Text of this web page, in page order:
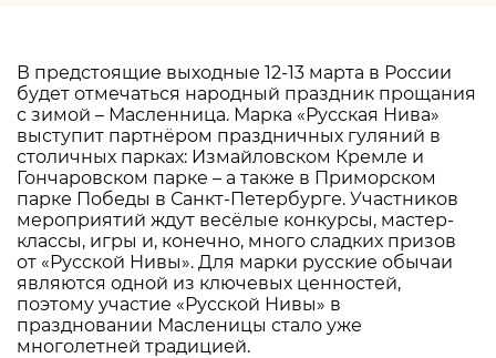
В предстоящие выходные 12-13 марта в России
будет отмечаться народный праздник прощания
с зимой – Масленница. Марка «Русская Нива»
выступит партнёром праздничных гуляний в
столичных парках: Измайловском Кремле и
Гончаровском парке – а также в Приморском
парке Победы в Санкт-Петербурге. Участников
мероприятий ждут весёлые конкурсы, мастер-
классы, игры и, конечно, много сладких призов
от «Русской Нивы». Для марки русские обычаи
являются одной из ключевых ценностей,
поэтому участие «Русской Нивы» в
праздновании Масленицы стало уже
многолетней традицией.